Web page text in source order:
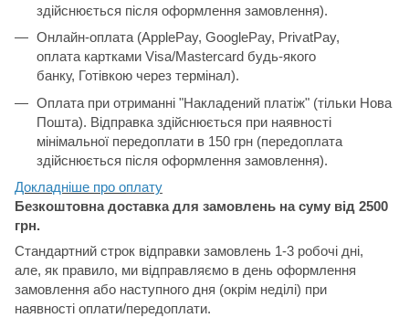
здійснюється після оформлення замовлення).
Онлайн-оплата (ApplePay, GooglePay, PrivatPay,
оплата картками Visa/Mastercard будь-якого
банку, Готівкою через термінал).
Оплата при отриманні "Накладений платіж" (тільки Нова
Пошта). Відправка здійснюється при наявності
мінімальної передоплати в 150 грн (передоплата
здійснюється після оформлення замовлення).
Докладніше про оплату
Безкоштовна доставка для замовлень на суму від 2500
грн.
Стандартний строк відправки замовлень 1-3 робочі дні,
але, як правило, ми відправляємо в день оформлення
замовлення або наступного дня (окрім неділі) при
наявності оплати/передоплати.